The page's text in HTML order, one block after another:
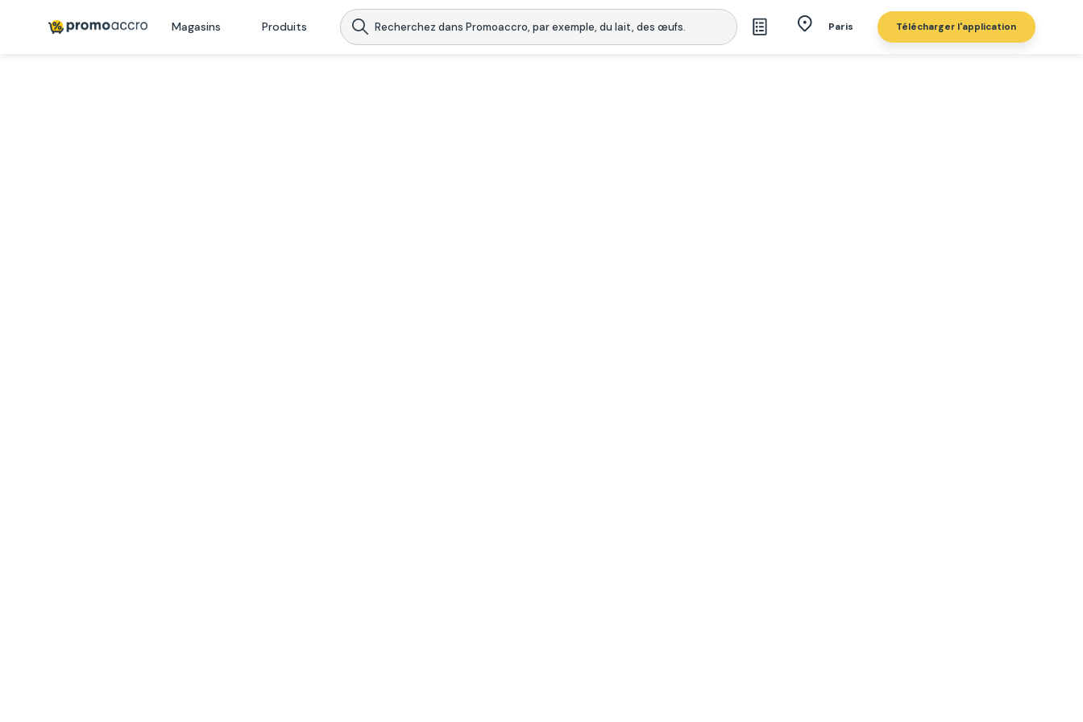
Magasins Produits Paris Télécharger l'application